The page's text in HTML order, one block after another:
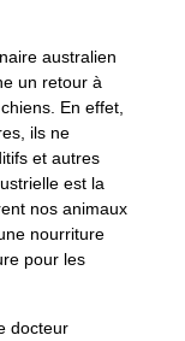
australien
un retour à
En effet,
ils ne
et autres
est la
nos animaux
nourriture
pour les
docteur